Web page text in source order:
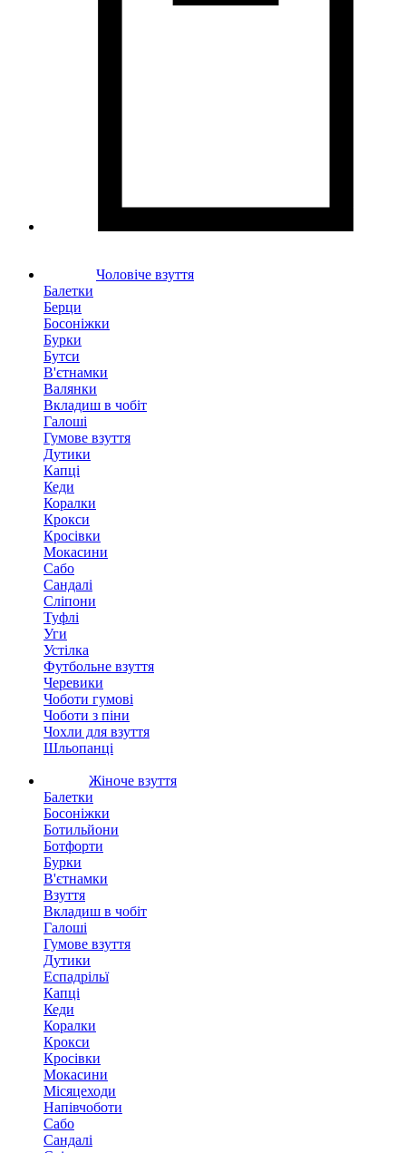
Чоловіче взуття
Балетки
Берци
Босоніжки
Бурки
Бутси
В'єтнамки
Валянки
Вкладиш в чобіт
Галоші
Гумове взуття
Дутики
Капці
Кеди
Коралки
Крокси
Кросівки
Мокасини
Сабо
Сандалі
Сліпони
Туфлі
Уги
Устілка
Футбольне взуття
Черевики
Чоботи гумові
Чоботи з піни
Чохли для взуття
Шльопанці
Жіноче взуття
Балетки
Босоніжки
Ботильйони
Ботфорти
Бурки
В'єтнамки
Взуття
Вкладиш в чобіт
Галоші
Гумове взуття
Дутики
Еспадрільї
Капці
Кеди
Коралки
Крокси
Кросівки
Мокасини
Місяцеходи
Напівчоботи
Сабо
Сандалі